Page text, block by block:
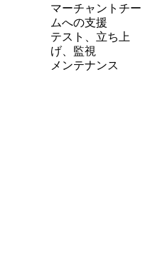
マーチャントチー
ムへの支援
テスト、立ち上
げ、監視
メンテナンス